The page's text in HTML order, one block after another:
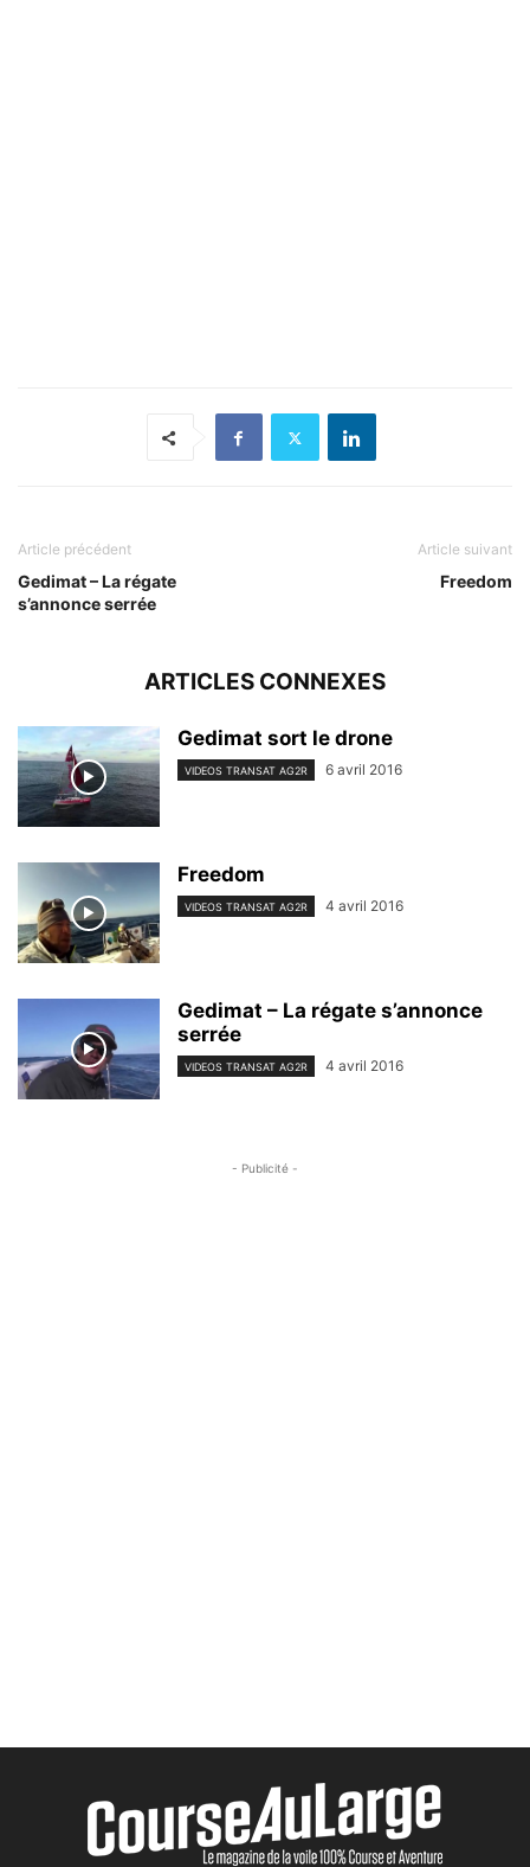
Article précédent
Gedimat – La régate
s’annonce serrée
Article suivant
Freedom
ARTICLES CONNEXES
Gedimat sort le drone
VIDEOS TRANSAT AG2R 6 avril 2016
Freedom
VIDEOS TRANSAT AG2R 4 avril 2016
Gedimat – La régate s’annonce
serrée
VIDEOS TRANSAT AG2R 4 avril 2016
- Publicité -